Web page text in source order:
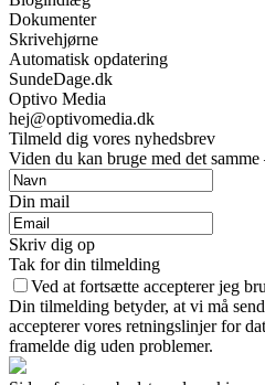
Dokumenter
Skrivehjørne
Automatisk opdatering
SundeDage.dk
Optivo Media
hej@optivomedia.dk
Tilmeld dig vores nyhedsbrev
Viden du kan bruge med det
Din mail
Skriv dig op
Tak for din tilmelding
Ved at fortsætte accepterer jeg
Din tilmelding betyder, at vi må
accepterer vores retningslinjer for
framelde dig uden problemer.